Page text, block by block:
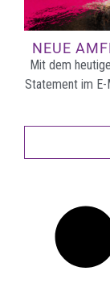
NEUE
Mit dem
Statement im E-